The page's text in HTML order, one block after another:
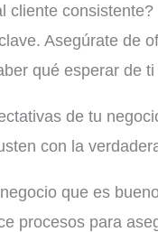
cliente consistente?
Asegúrate de
qué esperar de
de tu
con la
que es
procesos para